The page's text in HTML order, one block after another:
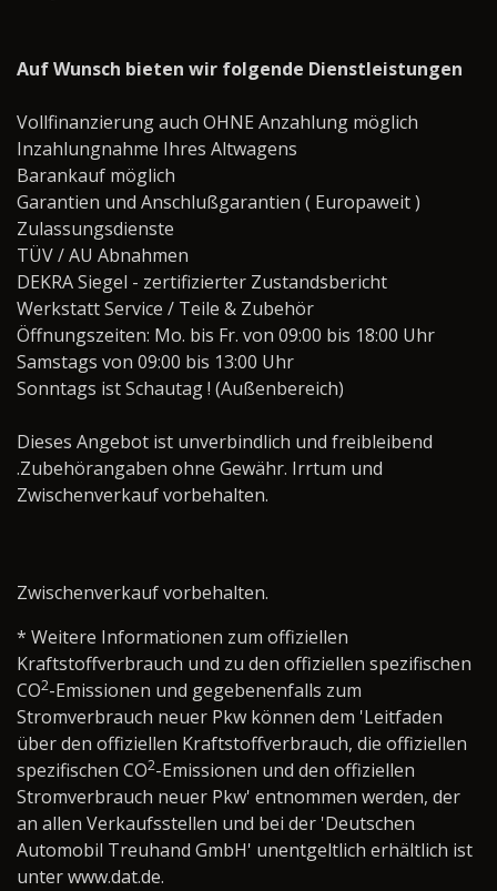
Auf Wunsch bieten wir folgende Dienstleistungen
Vollfinanzierung auch OHNE Anzahlung möglich
Inzahlungnahme Ihres Altwagens
Barankauf möglich
Garantien und Anschlußgarantien ( Europaweit )
Zulassungsdienste
TÜV / AU Abnahmen
DEKRA Siegel - zertifizierter Zustandsbericht
Werkstatt Service / Teile & Zubehör
Öffnungszeiten: Mo. bis Fr. von 09:00 bis 18:00 Uhr
Samstags von 09:00 bis 13:00 Uhr
Sonntags ist Schautag ! (Außenbereich)
Dieses Angebot ist unverbindlich und freibleibend
.Zubehörangaben ohne Gewähr. Irrtum und
Zwischenverkauf vorbehalten.
Zwischenverkauf vorbehalten.
* Weitere Informationen zum offiziellen
Kraftstoffverbrauch und zu den offiziellen spezifischen
CO2-Emissionen und gegebenenfalls zum
Stromverbrauch neuer Pkw können dem 'Leitfaden
über den offiziellen Kraftstoffverbrauch, die offiziellen
spezifischen CO2-Emissionen und den offiziellen
Stromverbrauch neuer Pkw' entnommen werden, der
an allen Verkaufsstellen und bei der 'Deutschen
Automobil Treuhand GmbH' unentgeltlich erhältlich ist
unter www.dat.de.